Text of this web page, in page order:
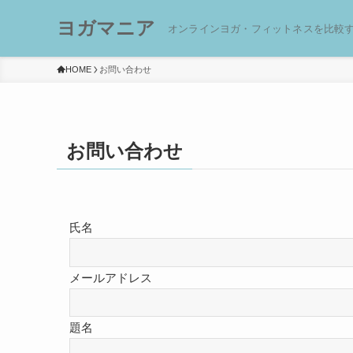
ヨガマニア オンラインヨガ・フィットネスを比較
HOME お問い合わせ
お問い合わせ
氏名
メールアドレス
題名